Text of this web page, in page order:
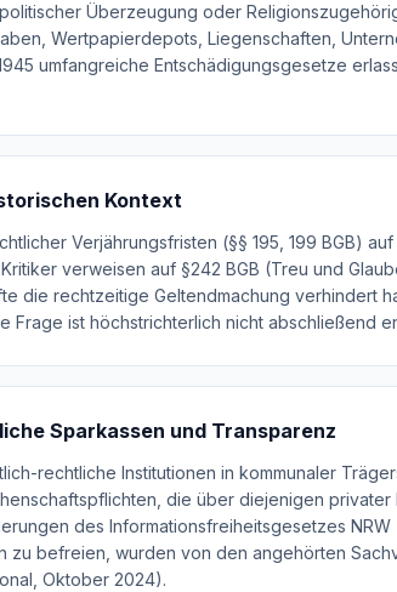
Überzeugung oder
Wertpapierdepots, Liegenschaften,
umfangreiche Entschädigungsgesetze
Kontext
Verjährungsfristen (§§ 195, 199 BGB)
verweisen auf §242 BGB (Treu und
die rechtzeitige Geltendmachung verhindert
Frage ist höchstrichterlich nicht abschließend
Sparkassen und Transparenz
rechtliche Institutionen in kommunaler
die über diejenigen privater
des Informationsfreiheitsgesetzes
zu befreien, wurden von den angehörten
Oktober 2024).